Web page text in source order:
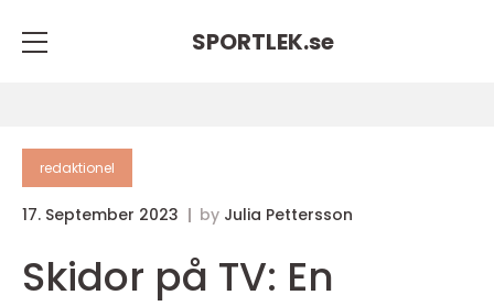
SPORTLEK.se
redaktionel
17. September 2023 by Julia Pettersson
Skidor på TV: En